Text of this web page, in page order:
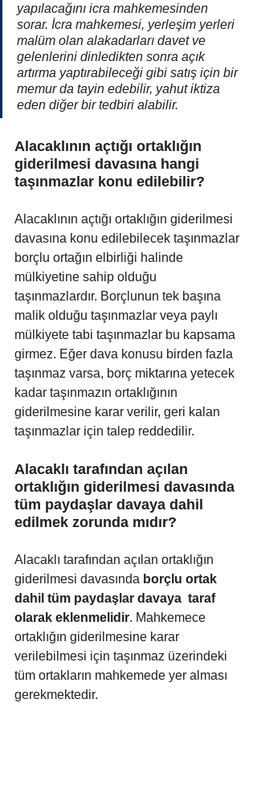
yapılacağını icra mahkemesinden
sorar. İcra mahkemesi, yerleşim yerleri
malüm olan alakadarları davet ve
gelenlerini dinledikten sonra açık
artırma yaptırabileceği gibi satış için bir
memur da tayin edebilir, yahut iktiza
eden diğer bir tedbiri alabilir.
Alacaklının açtığı ortaklığın
giderilmesi davasına hangi
taşınmazlar konu edilebilir?
Alacaklının açtığı ortaklığın giderilmesi
davasına konu edilebilecek taşınmazlar
borçlu ortağın elbirliği halinde
mülkiyetine sahip olduğu
taşınmazlardır. Borçlunun tek başına
malik olduğu taşınmazlar veya paylı
mülkiyete tabi taşınmazlar bu kapsama
girmez. Eğer dava konusu birden fazla
taşınmaz varsa, borç miktarına yetecek
kadar taşınmazın ortaklığının
giderilmesine karar verilir, geri kalan
taşınmazlar için talep reddedilir.
Alacaklı tarafından açılan
ortaklığın giderilmesi davasında
tüm paydaşlar davaya dahil
edilmek zorunda mıdır?
Alacaklı tarafından açılan ortaklığın
giderilmesi davasında borçlu ortak
dahil tüm paydaşlar davaya  taraf
olarak eklenmelidir. Mahkemece
ortaklığın giderilmesine karar
verilebilmesi için taşınmaz üzerindeki
tüm ortakların mahkemede yer alması
gerekmektedir.